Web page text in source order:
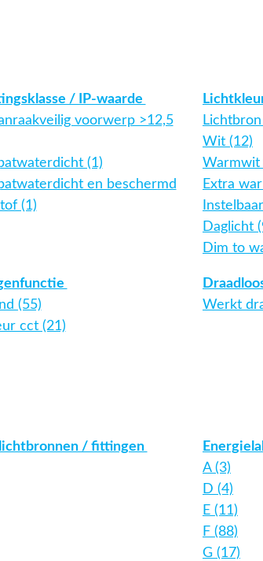
/ IP-waarde
voorwerp >12,5
(1)
en beschermd
(1)
Wit (12)
Warmwit
Extra
Daglicht
Dim to
(55)
cct (21)
Werkt
/ fittingen
A (3)
D (4)
E (11)
F (88)
G (17)